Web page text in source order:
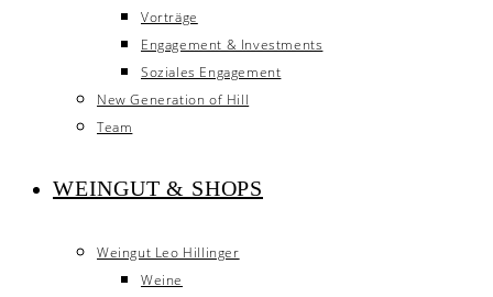
Vorträge
Engagement & Investments
Soziales Engagement
New Generation of Hill
Team
WEINGUT & SHOPS
Weingut Leo Hillinger
Weine